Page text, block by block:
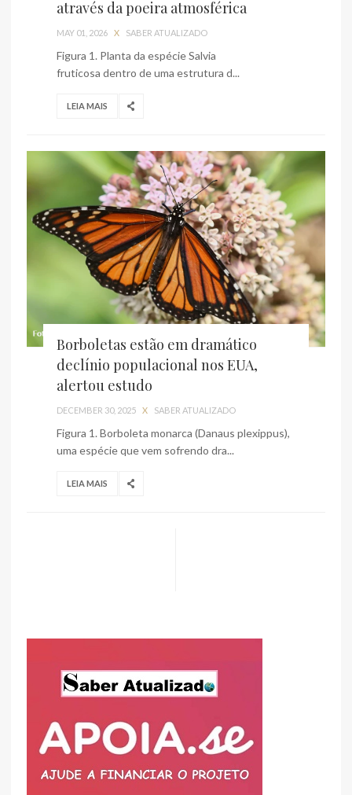
através da poeira atmosférica
MAY 01, 2026 X SABER ATUALIZADO
Figura 1. Planta da espécie Salvia
fruticosa dentro de uma estrutura d...
LEIA MAIS
Borboletas estão em dramático
declínio populacional nos EUA,
alertou estudo
DECEMBER 30, 2025 X SABER ATUALIZADO
Figura 1. Borboleta monarca (Danaus plexippus),
uma espécie que vem sofrendo dra...
LEIA MAIS